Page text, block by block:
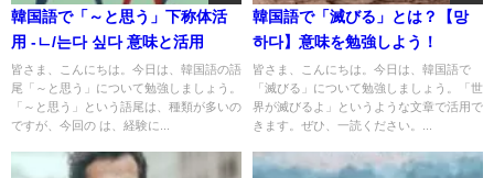
韓国語で「～と思う」下称体活
用 -ㄴ/는다 싶다 意味と活用
皆さま、こんにちは。今日は、韓国語の語
尾「～と思う」について勉強しましょう。
「～と思う」という語尾は、種類が多いの
ですが、今回の は、経験に...
韓国語で「滅びる」とは？【망
하다】意味を勉強しよう！
皆さま、こんにちは。今日は、韓国語で
「滅びる」について勉強しましょう。「世
界が滅びるよ」というような文章で活用で
きます。ぜひ、一読ください。...